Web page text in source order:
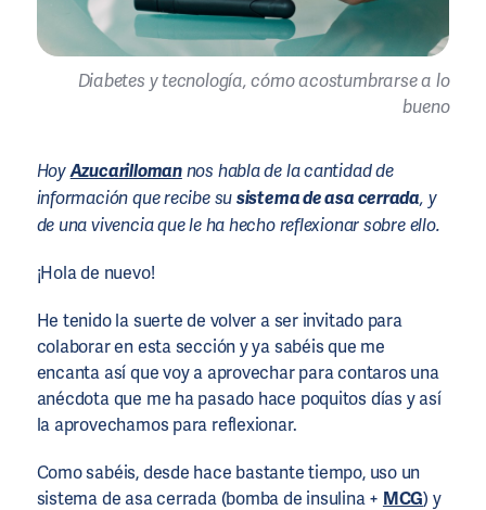
Diabetes y tecnología, cómo acostumbrarse a lo
bueno
HoyAzucarillomannos habla de la cantidad de
información que recibe susistema de asa cerrada, y
de una vivencia que le ha hecho reflexionar sobre ello.
¡Hola de nuevo!
He tenido la suerte de volver a ser invitado para
colaborar en esta sección y ya sabéis que me
encanta así que voy a aprovechar para contaros una
anécdota que me ha pasado hace poquitos días y así
la aprovechamos para reflexionar.
Como sabéis, desde hace bastante tiempo, uso un
sistema de asa cerrada (bomba de insulina+ MCG) y